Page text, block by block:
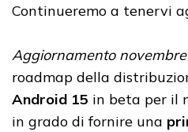
Continueremo a tenervi
Aggiornamento
roadmap della
Android 15 in beta per il
in grado di fornire una